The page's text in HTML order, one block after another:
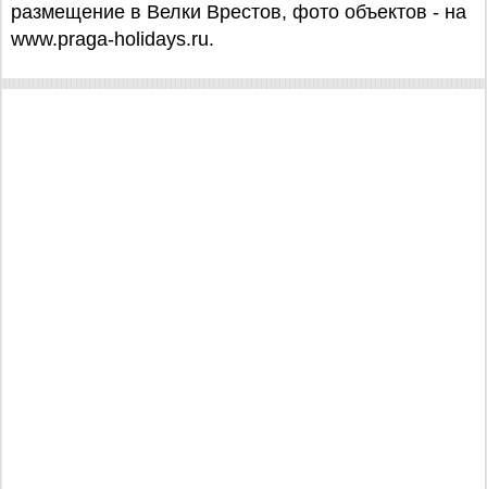
размещение в Велки Врестов, фото объектов - на
www.praga-holidays.ru.